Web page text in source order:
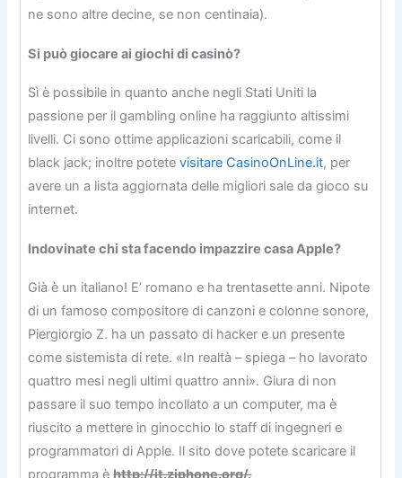
ne sono altre decine, se non centinaia).
Si può giocare ai giochi di casinò?
Sì è possibile in quanto anche negli Stati Uniti la
passione per il gambling online ha raggiunto altissimi
livelli. Ci sono ottime applicazioni scaricabili, come il
black jack; inoltre potetevisitare CasinoOnLine.it, per
avere un a lista aggiornata delle migliori sale da gioco su
internet.
Indovinate chi sta facendo impazzire casa Apple?
Già è un italiano! E’ romano e ha trentasette anni. Nipote
di un famoso compositore di canzoni e colonne sonore,
Piergiorgio Z. ha un passato di hacker e un presente
come sistemista di rete. «In realtà – spiega – ho lavorato
quattro mesi negli ultimi quattro anni». Giura di non
passare il suo tempo incollato a un computer, ma è
riuscito a mettere in ginocchio lo staff di ingegneri e
programmatori di Apple. Il sito dove potete scaricare il
programma èhttp://it.ziphone.org/.